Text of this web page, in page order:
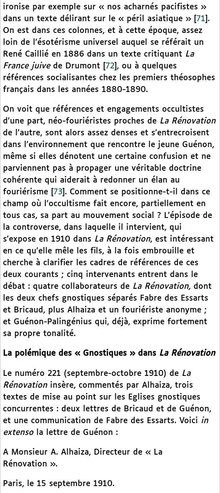
ironise par exemple sur « nos acharnés pacifistes »
dans un texte délirant sur le « péril asiatique »
71 .
On est dans ces colonnes, et à cette époque, assez
loin de l’ésotérisme universel auquel se référait un
René Caillié en 1886 dans un texte critiquant La
France juivede Drumont 72 , ou à quelques
références socialisantes chez les premiers théosophes
français dans les années 1880-1890.
On voit que références et engagements occultistes
d’une part, néo-fouriéristes proches de La Rénovation
de l’autre, sont alors assez denses et s’entrecroisent
dans l’environnement que rencontre le jeune Guénon,
même si elles dénotent une certaine confusion et ne
parviennent pas à propager une véritable doctrine
cohérente qui aiderait à redonner un élan au
fouriérisme
73 . Comment se positionne-t-il dans ce
champ où l’occultisme fait encore, partiellement en
tous cas, sa part au mouvement social ? L’épisode de
la controverse, dans laquelle il intervient, qui
s’expose en 1910 dans La Rénovation, est intéressant
en ce qu’elle mêle les fils, à la fois embrouille et
cherche à clarifier les cadres de références de ces
deux courants ; cinq intervenants entrent dans le
débat : quatre collaborateurs de La Rénovation, dont
les deux chefs gnostiques séparés Fabre des Essarts
et Bricaud, plus Alhaiza et un fouriériste anonyme ;
et Guénon-Palingénius qui, déjà, exprime fortement
sa propre tonalité.
La polémique des « Gnostiques » dans La Rénovation
Le numéro 221 (septembre-octobre 1910) de La
Rénovationinsère, commentés par Alhaiza, trois
textes de mise au point sur les Eglises gnostiques
concurrentes : deux lettres de Bricaud et de Guénon,
et une communication de Fabre des Essarts. Voici in
extensola lettre de Guénon :
A Monsieur A. Alhaiza, Directeur de « La
Rénovation ».
Paris, le 15 septembre 1910.